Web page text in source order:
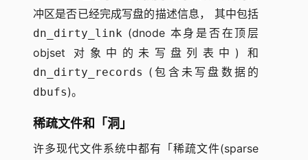
冲区是否已经完成写盘的描述信息， 其中包括
dn_dirty_link (dnode 本身是否在顶层
objset 对象中的未写盘列表中) 和
dn_dirty_records (包含未写盘数据的
dbufs)。
稀疏文件和「洞」
许多现代文件系统中都有「稀疏文件(sparse